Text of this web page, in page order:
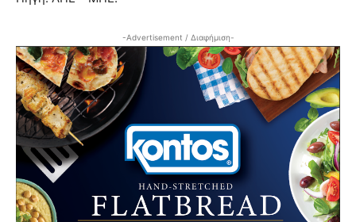
-Advertisement / Διαφήμιση-